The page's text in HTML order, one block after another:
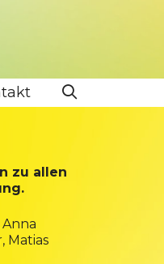
zu allen
Anna
Matias